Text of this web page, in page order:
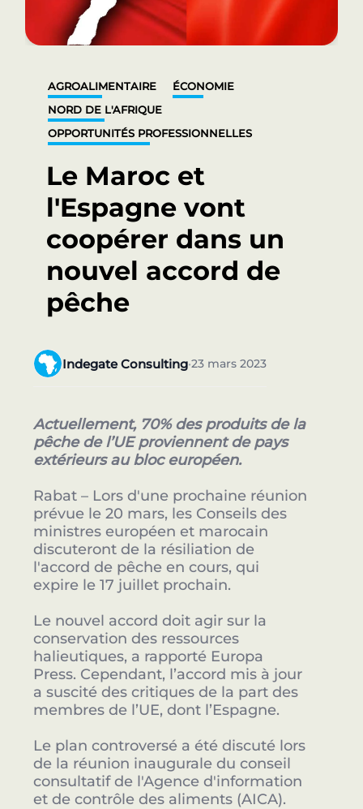
AGROALIMENTAIRE
ÉCONOMIE
NORD DE L'AFRIQUE
OPPORTUNITÉS PROFESSIONNELLES
Le Maroc et
l'Espagne vont
coopérer dans un
nouvel accord de
pêche
Indegate Consulting•23 mars 2023
Actuellement, 70% des produits de la
pêche de l’UE proviennent de pays
extérieurs au bloc européen.
Rabat – Lors d'une prochaine réunion
prévue le 20 mars, les Conseils des
ministres européen et marocain
discuteront de la résiliation de
l'accord de pêche en cours, qui
expire le 17 juillet prochain.
Le nouvel accord doit agir sur la
conservation des ressources
halieutiques, a rapporté Europa
Press. Cependant, l’accord mis à jour
a suscité des critiques de la part des
membres de l’UE, dont l’Espagne.
Le plan controversé a été discuté lors
de la réunion inaugurale du conseil
consultatif de l'Agence d'information
et de contrôle des aliments (AICA).